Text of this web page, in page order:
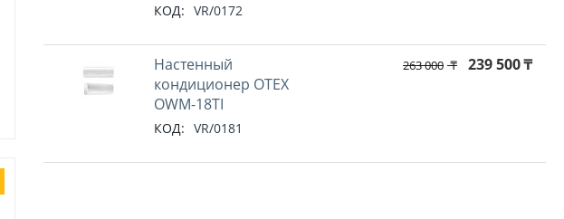
КОД: VR/0172
Настенный
кондиционер OTEX
OWM-18TI
КОД: VR/0181
263 000 ₸ 239 500₸